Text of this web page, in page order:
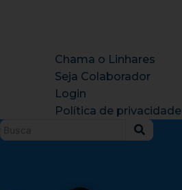
Chama o Linhares
Seja Colaborador
Login
Política de privacidade